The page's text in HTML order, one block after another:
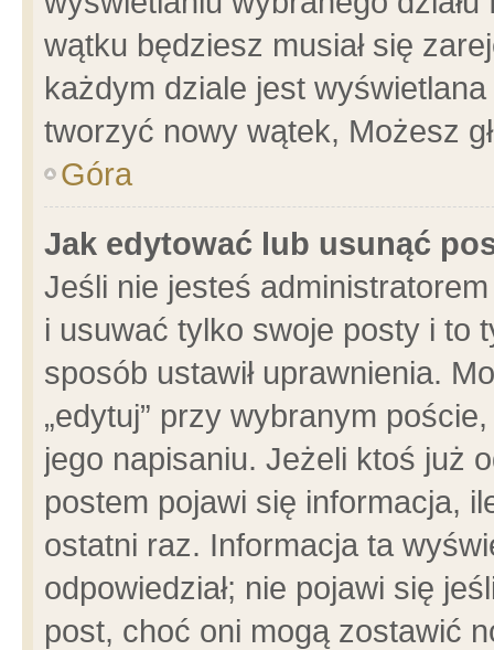
wątku będziesz musiał się
każdym dziale jest
tworzyć nowy wątek, Możesz
Góra
Jak edytować lub usunąć
Jeśli nie jesteś
i usuwać tylko swoje posty i to
sposób ustawił uprawnienia.
„edytuj” przy wybranym
jego napisaniu. Jeżeli ktoś już
postem pojawi się informacja,
ostatni raz. Informacja ta
odpowiedział; nie pojawi się
post, choć oni mogą zostawić